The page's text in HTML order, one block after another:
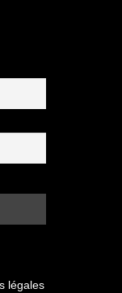
légales